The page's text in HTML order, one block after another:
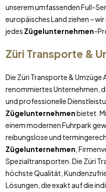
unserem umfassenden Full-
europäisches Land ziehen –
jedes Zügelunternehmen-
Züri Transporte &
Die Züri Transporte & Umzüge
renommiertes Unternehmen,
und professionelle
Zügelunternehmenbietet.
einem modernen Fuhrpark
reibungslose und
Zügelunternehmen ,
Spezialtransporten. Die Züri
höchste Qualität,
Lösungen, die exakt auf die